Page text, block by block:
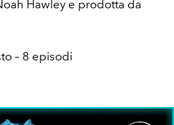
Hawley e prodotta da
– 8 episodi